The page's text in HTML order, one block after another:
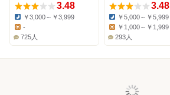
3.48
Dinner:
￥3,000～￥3,999
-
725人
3.48
Dinner:
￥5,000～￥5,999
￥1,000～￥1,999
293人